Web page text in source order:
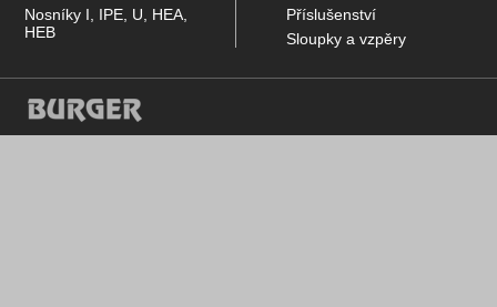
Nosníky I, IPE, U, HEA,
HEB
Příslušenství
Sloupky a vzpěry